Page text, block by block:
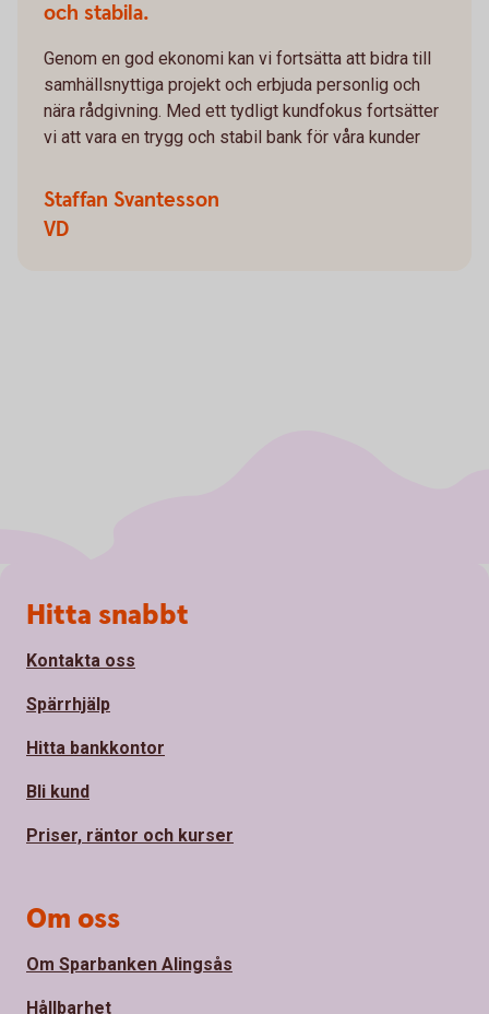
och stabila.
Genom en god ekonomi kan vi fortsätta att bidra till
samhällsnyttiga projekt och erbjuda personlig och
nära rådgivning. Med ett tydligt kundfokus fortsätter
vi att vara en trygg och stabil bank för våra kunder
Staffan Svantesson
VD
Sidfot
Hitta snabbt
Kontakta oss
Spärrhjälp
Hitta bankkontor
Bli kund
Priser, räntor och kurser
Om oss
Om Sparbanken Alingsås
Hållbarhet